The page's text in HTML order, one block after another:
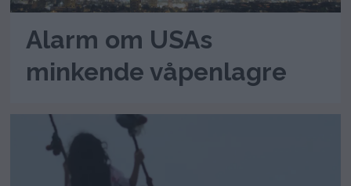
Alarm om USAs
minkende våpenlagre